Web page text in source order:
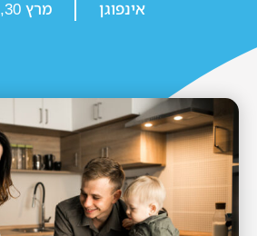
אינפוגן מרץ 30, 2022